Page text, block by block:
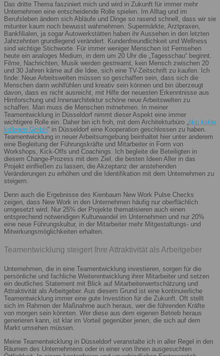
Das dritte Thema fasziniert mich und wird in Zukunft für immer mehr
Unternehmen eine entscheidende Rolle spielen. Im Alltag und im
Berufsleben ändern sich Abläufe und Dinge so rasend schnell, dass wir sie
mitunter kaum noch bewusst wahrnehmen. Supermärkte, Arztpraxen,
Bankfilialen, ja sogar Autowerkstätten haben ihr Aussehen in den letzten
Jahrzehnten grundlegend verändert. Kundenfreundlichkeit und Wellness
sind wichtige Stichworte. Für immer weniger Menschen ist Fernsehen
heute ein analoges Medium, in dem um 20 Uhr die „Tagesschau“ beginnt.
Filme, Nachrichten, Musik werden gestreamt, kein Mensch zwischen 20
und 30 Jahren käme auf die Idee, sich eine TV-Zeitschrift zu kaufen. Ich
finde: Neue Arbeitswelten müssen so geschaffen sein, dass sich die
Menschen darin wohlfühlen und kreativ sein können und bin überzeugt
davon, dass es nicht ausreicht, mit Hilfe der neuesten Erkenntnisse aus
Hirnforschung und Innenarchitektur schöne neue Arbeitswelten zu
schaffen. Man muss die Menschen mitnehmen. In meiner
Teamentwicklung in Düsseldorf nimmt dieser Aspekt eine immer
wichtigere Rolle ein. Daher bin ich froh, mit dem Architekturbüro „bkp kolde
kollegen GmbH“ in Düsseldorf eine Kooperation geschlossen zu haben.
Teamentwicklung in neuer Arbeitsumgebung beinhaltet hier unter anderem
eine Begleitung der Führungskräfte und Mitarbeiter in Form von
Workshops, Kick-Offs und Coachings. Ich begleite die Beteiligten in
diesem Change-Prozess mit dem Ziel, die besten Ideen Aller in das
Projekt einfließen zu lassen, die Akzeptanz der anstehenden
Veränderungen zu erhöhen und die Identifikation mit dem Unternehmen zu
steigern.
Denn auch die Ergebnisse des Kienbaum New Work Pulse Checks
zeigen, dass New Work in den Unternehmen häufig nur oberflächlich
umgesetzt wird. Nur 25% der Projekte thematisieren auch einen
entsprechend notwendigen Kulturwandel im Unternehmen und nur 20%
eine neue Führungskultur, in der Mitarbeiter mehr Mitgestaltungs- und
Mitwirkungsmöglichkeiten erhalten.
Teamentwicklung steigert Ihre Attraktivität als Arbeitgeber
Unternehmen, die in eine Teamentwicklung investieren, sorgen für die
persönliche und fachliche Weiterentwicklung ihrer Mitarbeiter und setzen
ein deutliches Statement mit Blick auf Mitarbeiterwertschätzung und
Attraktivität als Arbeitgeber. Aus diesem Grund ist eine kontinuierliche
Teamentwicklung immer eine gute Investition für die Zukunft. Oft stellt
sich im Rahmen der Maßnahme auch heraus, wer die führenden Kräfte
von morgen sein könnten. Wer diese aus dem eigenen Betrieb heraus
generieren kann, ist klar im Vorteil gegenüber jenen, die sich auf dem
Markt umsehen müssen.
Meine Teamentwicklung in Düsseldorf veranstalte ich in aller Regel in den
Räumen des Unternehmens oder in einer von Ihnen ausgesuchten